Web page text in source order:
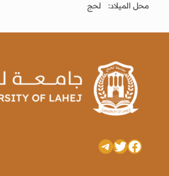
محل الميلاد: لحج
فيسبوك
تويترتيليجرام